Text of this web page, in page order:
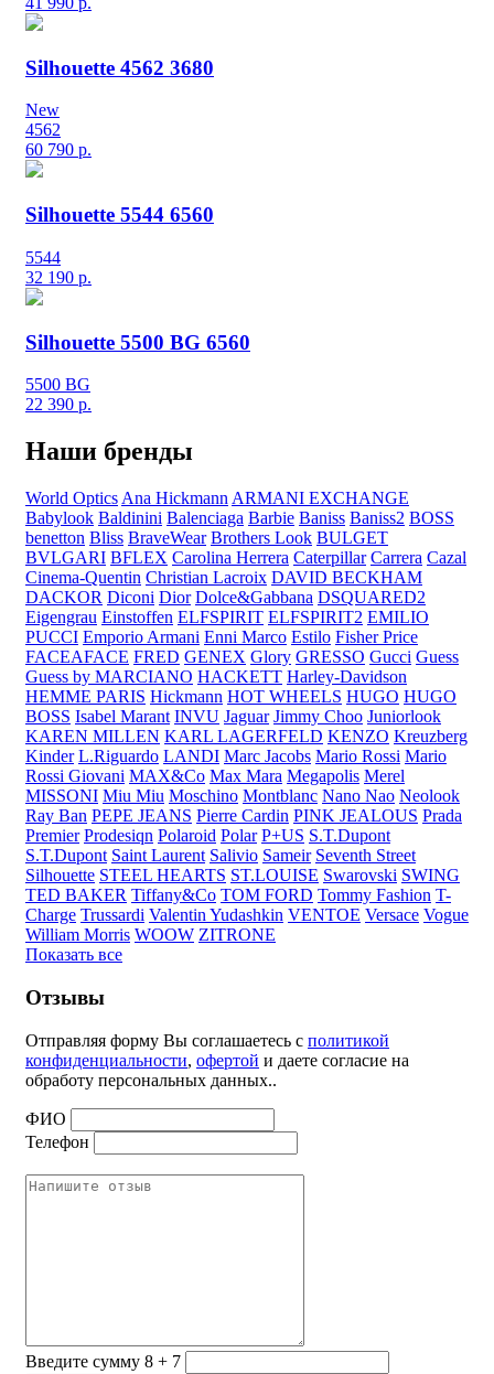
Silhouette 4562 3680
New
4562
60 790 р.
Silhouette 5544 6560
5544
32 190 р.
Silhouette 5500 BG 6560
5500 BG
22 390 р.
Наши бренды
World Optics Ana Hickmann ARMANI EXCHANGE
Babylook Baldinini Balenciaga Barbie Baniss Baniss2 BOSS
benetton Bliss BraveWear Brothers Look BULGET
BVLGARI BFLEX Carolina Herrera Caterpillar Carrera Cazal
Cinema-Quentin Christian Lacroix DAVID BECKHAM
DACKOR Diconi Dior Dolce&Gabbana DSQUARED2
Eigengrau Einstoffen ELFSPIRIT ELFSPIRIT2 EMILIO
PUCCI Emporio Armani Enni Marco Estilo Fisher Price
FACEAFACE FRED GENEX Glory GRESSO Gucci Guess
Guess by MARCIANO HACKETT Harley-Davidson
HEMME PARIS Hickmann HOT WHEELS HUGO HUGO
BOSS Isabel Marant INVU Jaguar Jimmy Choo Juniorlook
KAREN MILLEN KARL LAGERFELD KENZO Kreuzberg
Kinder L.Riguardo LANDI Marc Jacobs Mario Rossi Mario
Rossi Giovani MAX&Co Max Mara Megapolis Merel
MISSONI Miu Miu Moschino Montblanc Nano Nao Neolook
Ray Ban PEPE JEANS Pierre Cardin PINK JEALOUS Prada
Premier Prodesiqn Polaroid Polar P+US S.T.Dupont
S.T.Dupont Saint Laurent Salivio Sameir Seventh Street
Silhouette STEEL HEARTS ST.LOUISE Swarovski SWING
TED BAKER Tiffany&Co TOM FORD Tommy Fashion T-
Charge Trussardi Valentin Yudashkin VENTOE Versace Vogue
William Morris WOOW ZITRONE
Показать все
Отзывы
Отправляя форму Вы соглашаетесь с политикой
конфиденциальности, офертой и даете согласие на
обработу персональных данных..
ФИО
Телефон
Введите сумму 8 + 7